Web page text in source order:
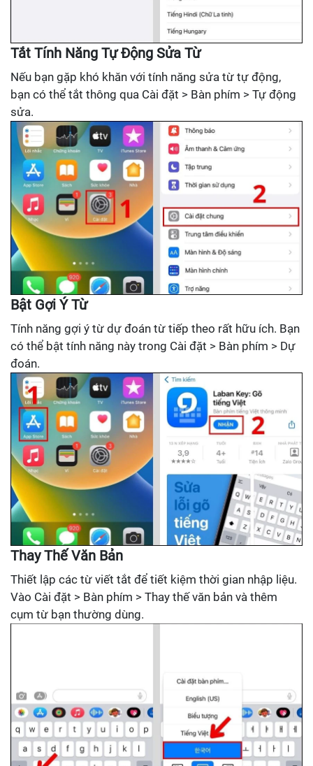
Tắt Tính Năng Tự Động Sửa Từ
Nếu bạn gặp khó khăn với tính năng sửa từ tự động,
bạn có thể tắt thông qua Cài đặt > Bàn phím > Tự động
sửa.
Bật Gợi Ý Từ
Tính năng gợi ý từ dự đoán từ tiếp theo rất hữu ích. Bạn
có thể bật tính năng này trong Cài đặt > Bàn phím > Dự
đoán.
Thay Thế Văn Bản
Thiết lập các từ viết tắt để tiết kiệm thời gian nhập liệu.
Vào Cài đặt > Bàn phím > Thay thế văn bản và thêm
cụm từ bạn thường dùng.